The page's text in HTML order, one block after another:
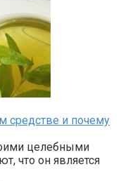
средстве и почему
целебными
что он является